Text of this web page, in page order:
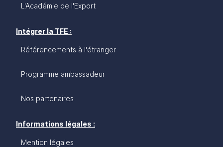
L'Académie de l'Export
Intégrer la TFE :
Référencements à l'étranger
Programme ambassadeur
Nos partenaires
Informations légales :
Mention légales